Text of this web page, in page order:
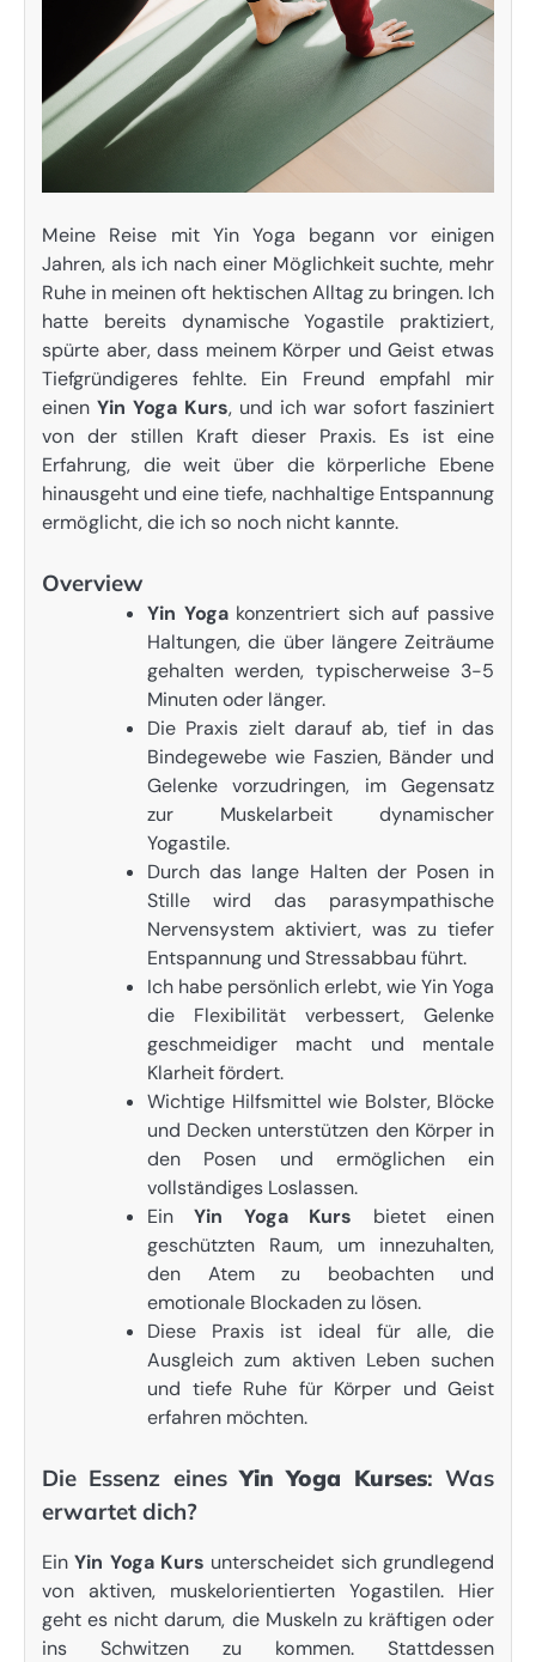
Meine Reise mit Yin Yoga begann vor einigen
Jahren, als ich nach einer Möglichkeit suchte, mehr
Ruhe in meinen oft hektischen Alltag zu bringen. Ich
hatte bereits dynamische Yogastile praktiziert,
spürte aber, dass meinem Körper und Geist etwas
Tiefgründigeres fehlte. Ein Freund empfahl mir
einen Yin Yoga Kurs, und ich war sofort fasziniert
von der stillen Kraft dieser Praxis. Es ist eine
Erfahrung, die weit über die körperliche Ebene
hinausgeht und eine tiefe, nachhaltige Entspannung
ermöglicht, die ich so noch nicht kannte.
Overview
Yin Yogakonzentriert sich auf passive
Haltungen, die über längere Zeiträume
gehalten werden, typischerweise 3-5
Minuten oder länger.
Die Praxis zielt darauf ab, tief in das
Bindegewebe wie Faszien, Bänder und
Gelenke vorzudringen, im Gegensatz
zur Muskelarbeit dynamischer
Yogastile.
Durch das lange Halten der Posen in
Stille wird das parasympathische
Nervensystem aktiviert, was zu tiefer
Entspannung und Stressabbau führt.
Ich habe persönlich erlebt, wie Yin Yoga
die Flexibilität verbessert, Gelenke
geschmeidiger macht und mentale
Klarheit fördert.
Wichtige Hilfsmittel wie Bolster, Blöcke
und Decken unterstützen den Körper in
den Posen und ermöglichen ein
vollständiges Loslassen.
EinYin Yoga Kurs bietet einen
geschützten Raum, um innezuhalten,
den Atem zu beobachten und
emotionale Blockaden zu lösen.
Diese Praxis ist ideal für alle, die
Ausgleich zum aktiven Leben suchen
und tiefe Ruhe für Körper und Geist
erfahren möchten.
Die Essenz einesYin Yoga Kurses: Was
erwartet dich?
EinYin Yoga Kurs unterscheidet sich grundlegend
von aktiven, muskelorientierten Yogastilen. Hier
geht es nicht darum, die Muskeln zu kräftigen oder
ins Schwitzen zu kommen. Stattdessen